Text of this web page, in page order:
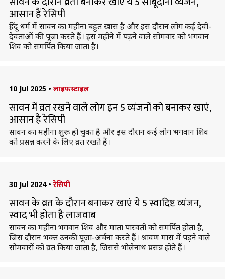
आसान हैं रेसिपी
हिंदू धर्म में सावन का महीना बहुत खास है और इस दौरान लोग कई देवी-
देवताओं की पूजा करते हैं। इस महीने में पड़ने वाले सोमवार को भगवान
शिव को समर्पित किया जाता है।
10 Jul 2025 • लाइफस्टाइल
सावन में व्रत रखने वाले लोग इन 5 व्यंजनों को बनाकर खाएं,
आसान है रेसिपी
सावन का महीना शुरू हो चुका है और इस दौरान कई लोग भगवान शिव
को प्रसन्न करने के लिए व्रत रखते हैं।
30 Jul 2024 • रेसिपी
सावन के व्रत के दौरान बनाकर खाएं ये 5 स्वादिष्ट व्यंजन,
स्वाद भी होता है लाजवाब
सावन का महीना भगवान शिव और माता पारवती को समर्पित होता है,
जिस दौरान भक्त उनकी पूजा-अर्चना करते हैं। श्रावण मास में पड़ने वाले
सोमवारों को व्रत किया जाता है, जिससे भोलेनाथ प्रसन्न होते हैं।